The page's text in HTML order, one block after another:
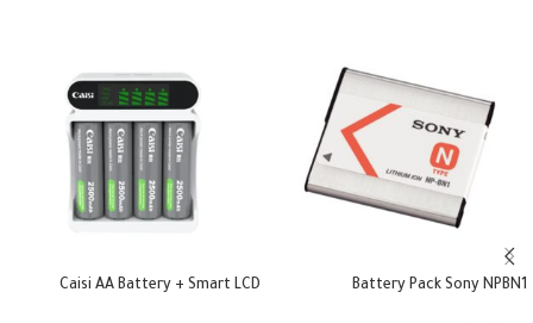
Battery Pack Sony NPBN1
Caisi AA Battery + Smart LCD